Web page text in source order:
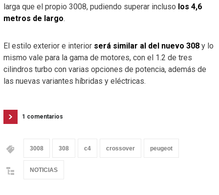
larga que el propio 3008, pudiendo superar incluso los 4,6
metros de largo.
El estilo exterior e interior será similar al del nuevo 308y lo
mismo vale para la gama de motores, con el 1.2 de tres
cilindros turbo con varias opciones de potencia, además de
las nuevas variantes híbridas y eléctricas.
1 comentarios
3008 308 c4 crossover peugeot
NOTICIAS